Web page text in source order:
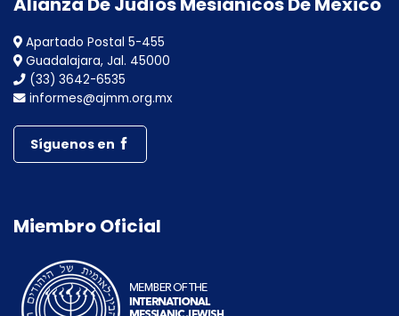
Apartado Postal 5-455
Guadalajara, Jal. 45000
(33) 3642-6535
informes@ajmm.org.mx
Síguenos en
Miembro Oficial